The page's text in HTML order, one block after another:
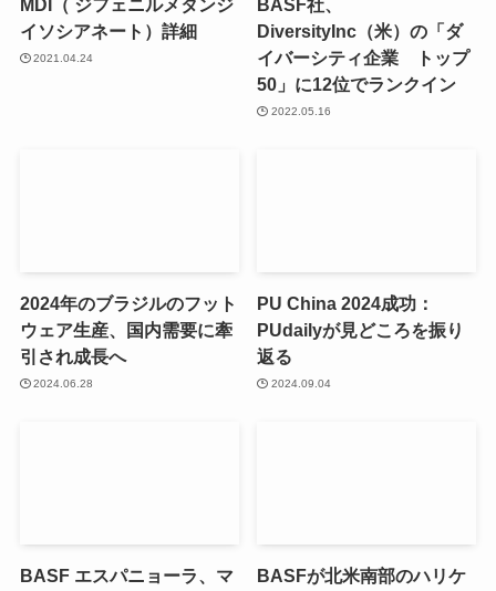
MDI（ ジフェニルメタンジ
イソシアネート）詳細
2021.04.24
BASF社、
DiversityInc（米）の「ダ
イバーシティ企業 トップ
50」に12位でランクイン
2022.05.16
2024年のブラジルのフット
ウェア生産、国内需要に牽
引され成長へ
2024.06.28
PU China 2024成功：
PUdailyが見どころを振り
返る
2024.09.04
BASF エスパニョーラ、マ
BASFが北米南部のハリケ